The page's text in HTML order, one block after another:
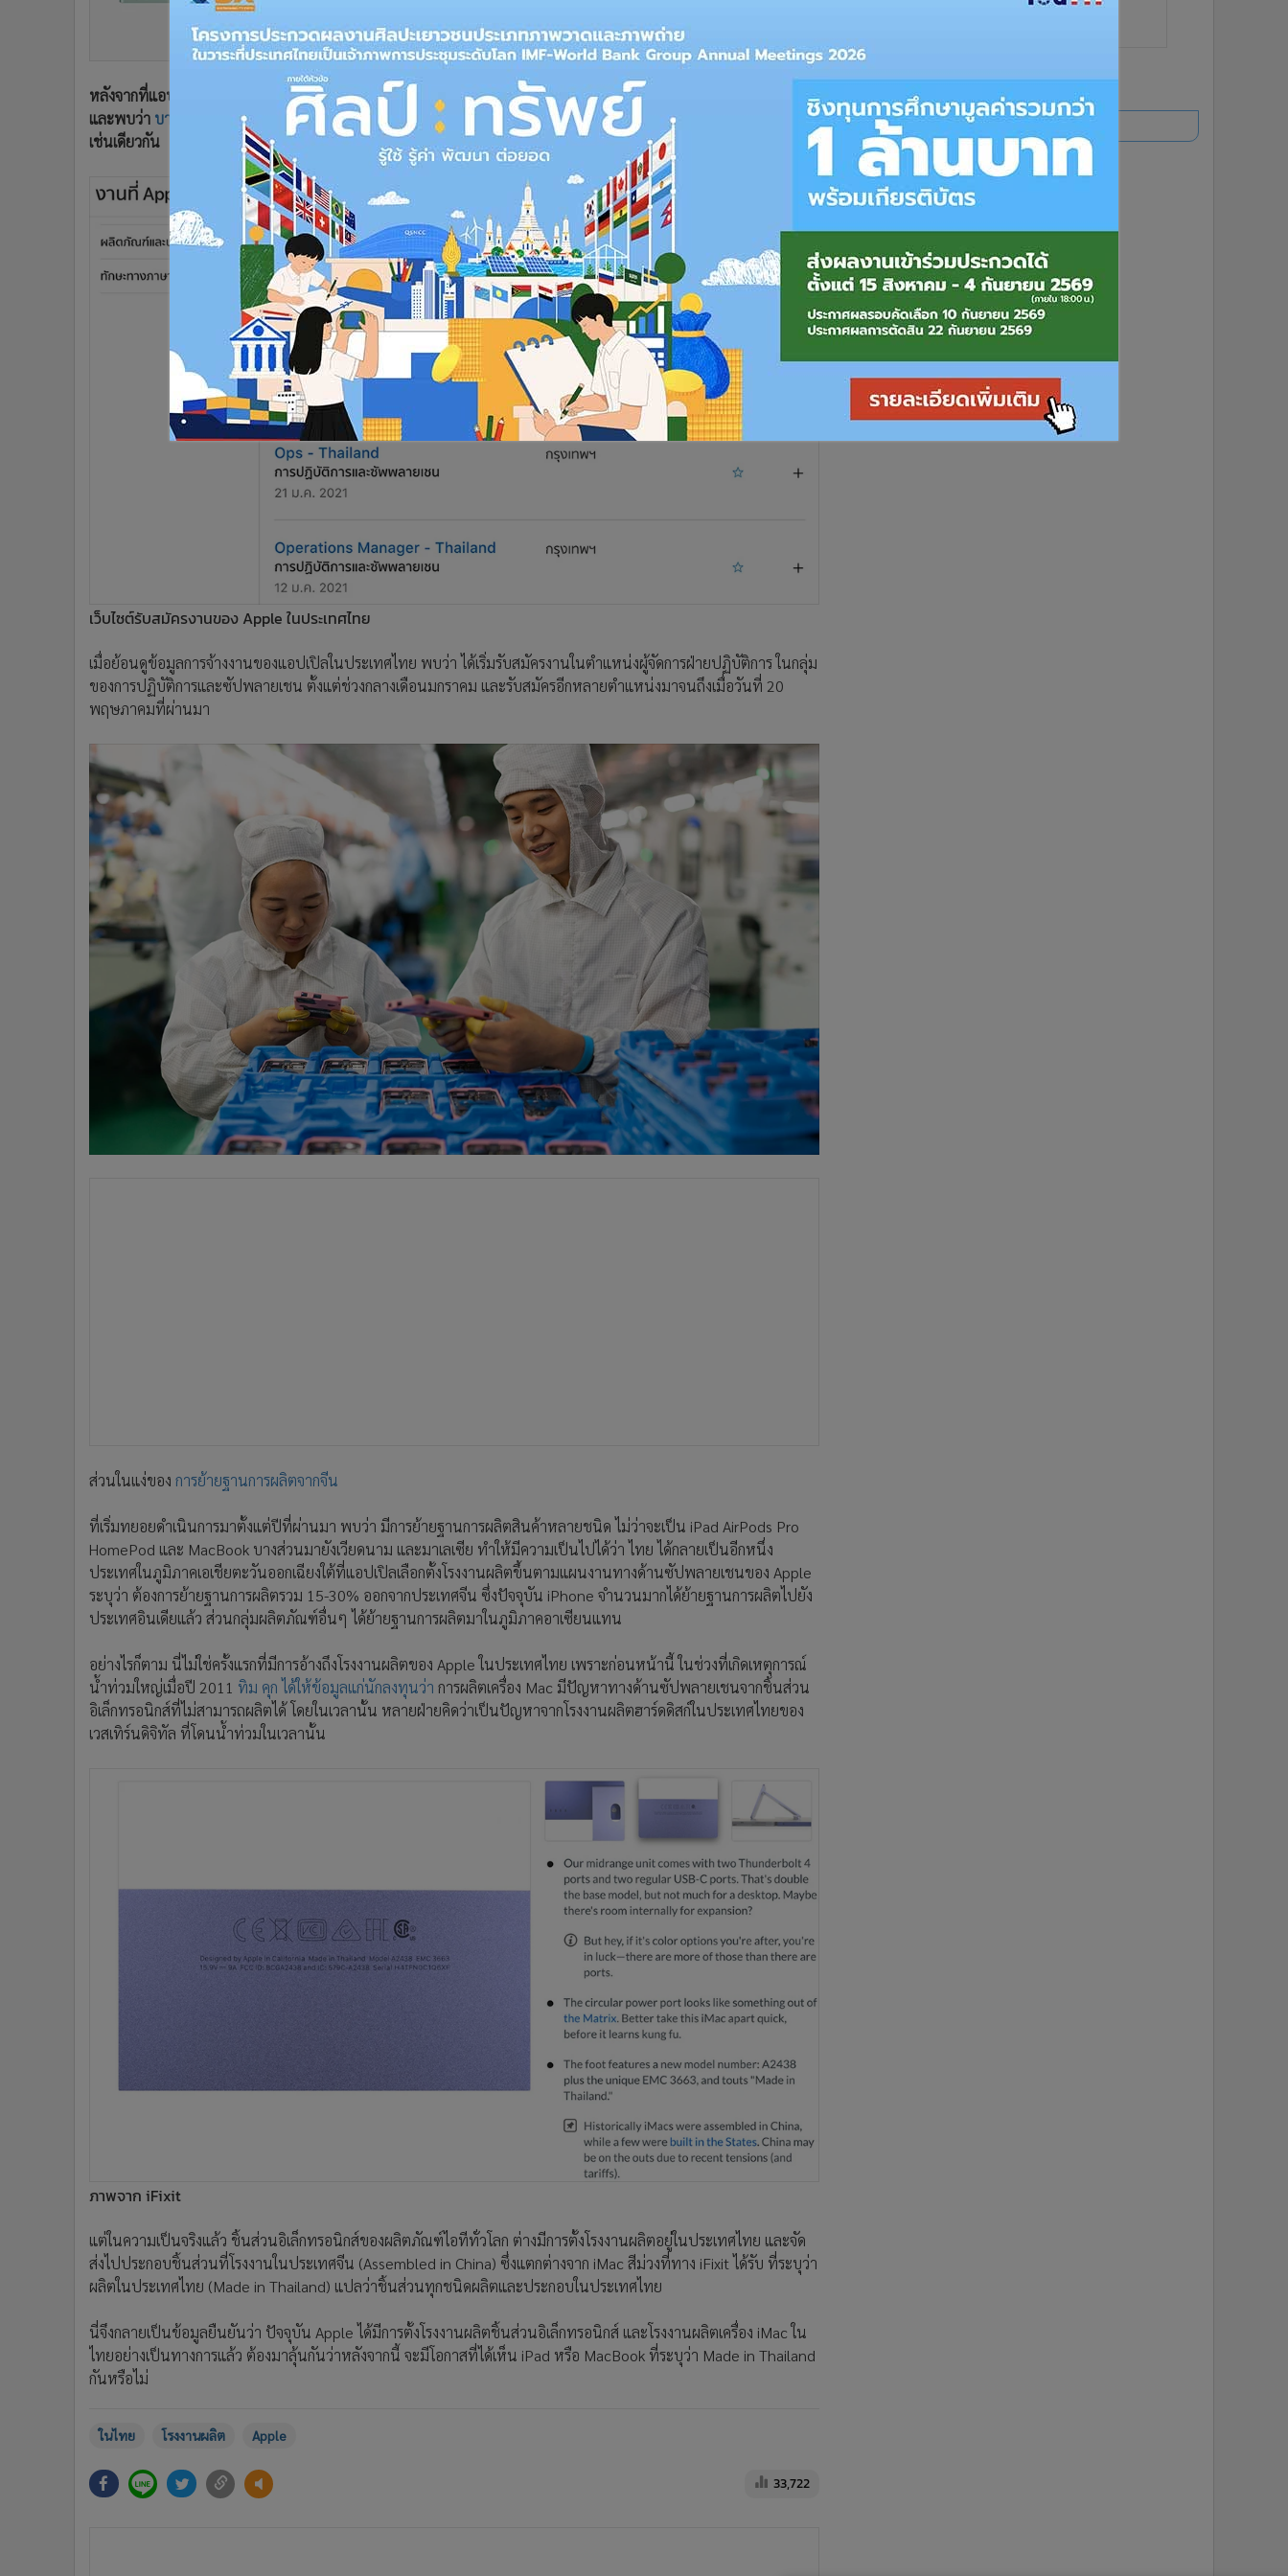
หลังจากที่แอปเปิล (Apple) เริ่มวางจำหน่าย iMac รุ่นใหม่ที่ใช้ชิป M1 ในตลาดทั่วโลก เริ่มมีผู้บริโภคในสหรัฐฯ ที่ได้รับสินค้า
และพบว่า บางส่วน ผลิตขึ้นในประเทศไทย เช่นเดียวกับเครื่อง iMac รุ่นปี 2020 ซึ่งผลิตในช่วงต้นปีนี้ก็ผลิตในประเทศไทย
เช่นเดียวกัน
เว็บไซต์รับสมัครงานของ Apple ในประเทศไทย
เมื่อย้อนดูข้อมูลการจ้างงานของแอปเปิลในประเทศไทย พบว่า ได้เริ่มรับสมัครงานในตำแหน่งผู้จัดการฝ่ายปฏิบัติการ ในกลุ่ม
ของการปฏิบัติการและซัปพลายเชน ตั้งแต่ช่วงกลางเดือนมกราคม และรับสมัครอีกหลายตำแหน่งมาจนถึงเมื่อวันที่ 20
พฤษภาคมที่ผ่านมา
ส่วนในแง่ของ การย้ายฐานการผลิตจากจีน
ที่เริ่มทยอยดำเนินการมาตั้งแต่ปีที่ผ่านมา พบว่า มีการย้ายฐานการผลิตสินค้าหลายชนิด ไม่ว่าจะเป็น iPad AirPods Pro
HomePod และ MacBook บางส่วนมายังเวียดนาม และมาเลเซีย ทำให้มีความเป็นไปได้ว่า ไทย ได้กลายเป็นอีกหนึ่ง
ประเทศในภูมิภาคเอเชียตะวันออกเฉียงใต้ที่แอปเปิลเลือกตั้งโรงงานผลิตขึ้นตามแผนงานทางด้านซัปพลายเชนของ Apple
ระบุว่า ต้องการย้ายฐานการผลิตรวม 15-30% ออกจากประเทศจีน ซึ่งปัจจุบัน iPhone จำนวนมากได้ย้ายฐานการผลิตไปยัง
ประเทศอินเดียแล้ว ส่วนกลุ่มผลิตภัณฑ์อื่นๆ ได้ย้ายฐานการผลิตมาในภูมิภาคอาเซียนแทน
อย่างไรก็ตาม นี่ไม่ใช่ครั้งแรกที่มีการอ้างถึงโรงงานผลิตของ Apple ในประเทศไทย เพราะก่อนหน้านี้ ในช่วงที่เกิดเหตุการณ์
น้ำท่วมใหญ่เมื่อปี 2011 ทิม คุก ได้ให้ข้อมูลแก่นักลงทุนว่า การผลิตเครื่อง Mac มีปัญหาทางด้านซัปพลายเชนจากชิ้นส่วน
อิเล็กทรอนิกส์ที่ไม่สามารถผลิตได้ โดยในเวลานั้น หลายฝ่ายคิดว่าเป็นปัญหาจากโรงงานผลิตฮาร์ดดิสก์ในประเทศไทยของ
เวสเทิร์นดิจิทัล ที่โดนน้ำท่วมในเวลานั้น
ภาพจาก iFixit
แต่ในความเป็นจริงแล้ว ชิ้นส่วนอิเล็กทรอนิกส์ของผลิตภัณฑ์ไอทีทั่วโลก ต่างมีการตั้งโรงงานผลิตอยู่ในประเทศไทย และจัด
ส่งไปประกอบชิ้นส่วนที่โรงงานในประเทศจีน (Assembled in China) ซึ่งแตกต่างจาก iMac สีม่วงที่ทาง iFixit ได้รับ ที่ระบุว่า
ผลิตในประเทศไทย (Made in Thailand) แปลว่าชิ้นส่วนทุกชนิดผลิตและประกอบในประเทศไทย
นี่จึงกลายเป็นข้อมูลยืนยันว่า ปัจจุบัน Apple ได้มีการตั้งโรงงานผลิตชิ้นส่วนอิเล็กทรอนิกส์ และโรงงานผลิตเครื่อง iMac ใน
ไทยอย่างเป็นทางการแล้ว ต้องมาลุ้นกันว่าหลังจากนี้ จะมีโอกาสที่ได้เห็น iPad หรือ MacBook ที่ระบุว่า Made in Thailand
กันหรือไม่
ในไทย โรงงานผลิต Apple
33,722
ยอดนิยม
อ่านเพิ่มเติม